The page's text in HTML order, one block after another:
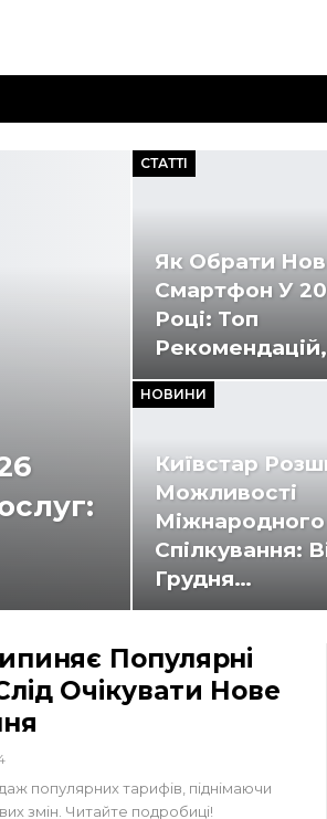
СТАТТІ
Як Обрати
Смартфон У
Році: Топ
НОВИНИ
Київстар
Можливості
Міжнародного
Спілкування:
Грудня…
Популярні
Очікувати Нове
популярних тарифів, піднімаючи
змін. Читайте подробиці!